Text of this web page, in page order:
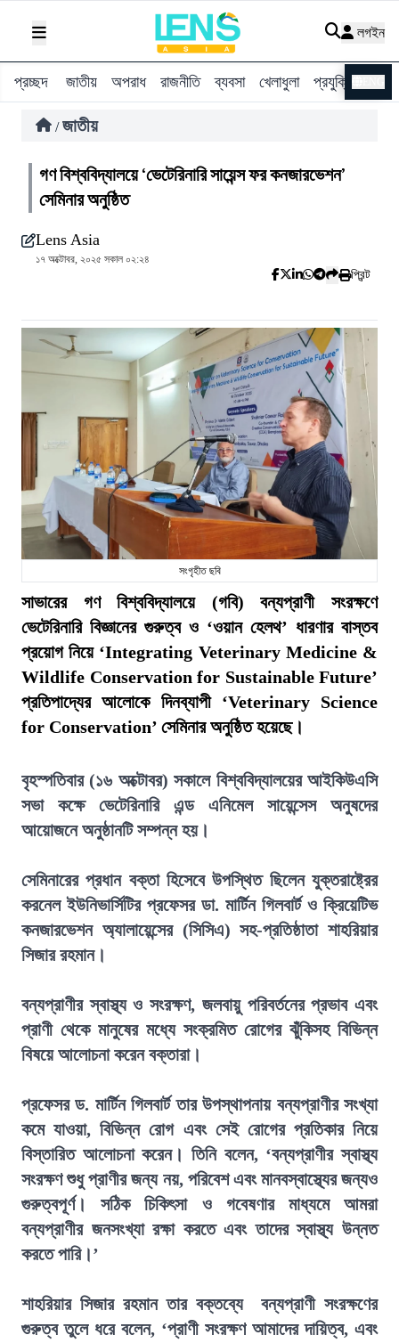
লগইন
প্রচ্ছদ জাতীয় অপরাধ রাজনীতি ব্যবসা খেলাধুলা প্রযুক্তি
/ জাতীয়
গণ বিশ্ববিদ্যালয়ে ‘ভেটেরিনারি সায়েন্স ফর কনজারভেশন’
সেমিনার অনুষ্ঠিত
Lens Asia
১৭ অক্টোবর, ২০২৫ সকাল ০২:২৪
প্রিন্ট
সংগৃহীত ছবি
সাভারের গণ বিশ্ববিদ্যালয়ে (গবি) বন্যপ্রাণী সংরক্ষণে
ভেটেরিনারি বিজ্ঞানের গুরুত্ব ও ‘ওয়ান হেলথ’ ধারণার বাস্তব
প্রয়োগ নিয়ে ‘Integrating Veterinary Medicine &
Wildlife Conservation for Sustainable Future’
প্রতিপাদ্যের আলোকে দিনব্যাপী ‘Veterinary Science
for Conservation’ সেমিনার অনুষ্ঠিত হয়েছে।
বৃহস্পতিবার (১৬ অক্টোবর) সকালে বিশ্ববিদ্যালয়ের আইকিউএসি
সভা কক্ষে ভেটেরিনারি এন্ড এনিমেল সায়েন্সেস অনুষদের
আয়োজনে অনুষ্ঠানটি সম্পন্ন হয়।
সেমিনারের প্রধান বক্তা হিসেবে উপস্থিত ছিলেন যুক্তরাষ্ট্রের
করনেল ইউনিভার্সিটির প্রফেসর ডা. মার্টিন গিলবার্ট ও ক্রিয়েটিভ
কনজারভেশন অ্যালায়েন্সের (সিসিএ) সহ-প্রতিষ্ঠাতা শাহরিয়ার
সিজার রহমান।
বন্যপ্রাণীর স্বাস্থ্য ও সংরক্ষণ, জলবায়ু পরিবর্তনের প্রভাব এবং
প্রাণী থেকে মানুষের মধ্যে সংক্রমিত রোগের ঝুঁকিসহ বিভিন্ন
বিষয়ে আলোচনা করেন বক্তারা।
প্রফেসর ড. মার্টিন গিলবার্ট তার উপস্থাপনায় বন্যপ্রাণীর সংখ্যা
কমে যাওয়া, বিভিন্ন রোগ এবং সেই রোগের প্রতিকার নিয়ে
বিস্তারিত আলোচনা করেন। তিনি বলেন, ‘বন্যপ্রাণীর স্বাস্থ্য
সংরক্ষণ শুধু প্রাণীর জন্য নয়, পরিবেশ এবং মানবস্বাস্থ্যের জন্যও
গুরুত্বপূর্ণ। সঠিক চিকিৎসা ও গবেষণার মাধ্যমে আমরা
বন্যপ্রাণীর জনসংখ্যা রক্ষা করতে এবং তাদের স্বাস্থ্য উন্নত
করতে পারি।’
শাহরিয়ার সিজার রহমান তার বক্তব্যে বন্যপ্রাণী সংরক্ষণের
গুরুত্ব তুলে ধরে বলেন, ‘প্রাণী সংরক্ষণ আমাদের দায়িত্ব, এবং